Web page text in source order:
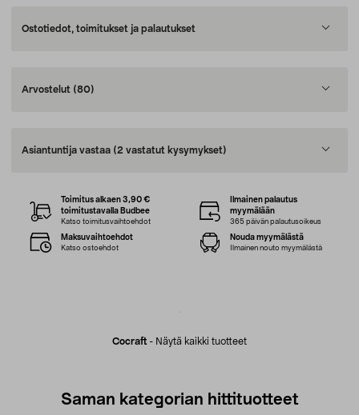
Ostotiedot, toimitukset ja palautukset
Arvostelut (80)
Asiantuntija vastaa (2 vastatut kysymykset)
Cocraft - Näytä kaikki tuotteet
Toimitus alkaen 3,90 €
toimitustavalla Budbee
Katso toimitusvaihtoehdot
Ilmainen palautus
myymälään
365 päivän palautusoikeus
Maksuvaihtoehdot
Katso ostoehdot
Nouda myymälästä
Ilmainen nouto myymälästä
Saman kategorian hittituotteet